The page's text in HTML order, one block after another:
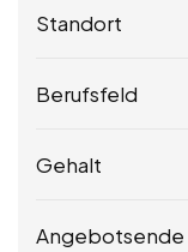
Standort
Berufsfeld
Gehalt
Angebotsende